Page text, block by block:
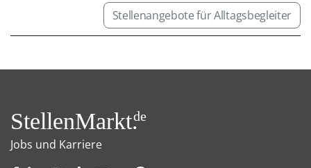
Stellenangebote für Alltagsbegleiter
StellenMarkt.de
Jobs und Karriere